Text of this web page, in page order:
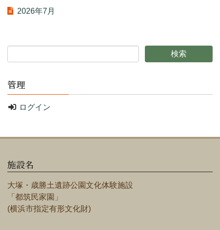
2026年7月
管理
ログイン
施設名
大塚・歳勝土遺跡公園文化体験施設
「都筑民家園」
(横浜市指定有形文化財)